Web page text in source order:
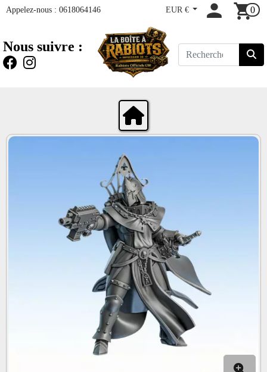
Appelez-nous : 0618064146 EUR € 0
Nous suivre :